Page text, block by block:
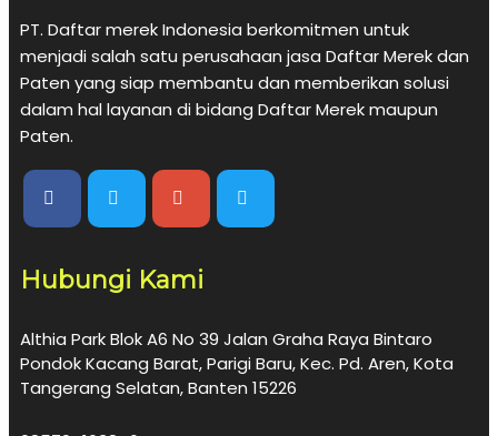
PT. Daftar merek Indonesia berkomitmen untuk
menjadi salah satu perusahaan jasa Daftar Merek dan
Paten yang siap membantu dan memberikan solusi
dalam hal layanan di bidang Daftar Merek maupun
Paten.
Hubungi Kami
Althia Park Blok A6 No 39 Jalan Graha Raya Bintaro
Pondok Kacang Barat, Parigi Baru, Kec. Pd. Aren, Kota
Tangerang Selatan, Banten 15226